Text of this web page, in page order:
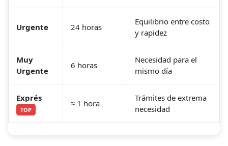
Urgente 24 horas
Equilibrio entre costo
y rapidez
Muy
Urgente
6 horas
Necesidad para el
mismo día
Exprés
TOP
≈ 1 hora
Trámites de extrema
necesidad